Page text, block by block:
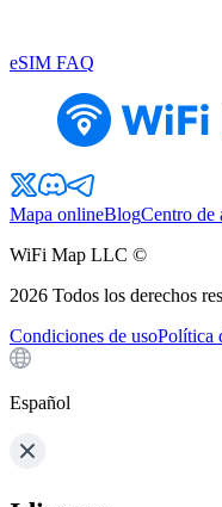
eSIM FAQ
Mapa onlineBlogCentro de
WiFi Map LLC ©
2026 Todos los derechos
Condiciones de usoPolítica
Español